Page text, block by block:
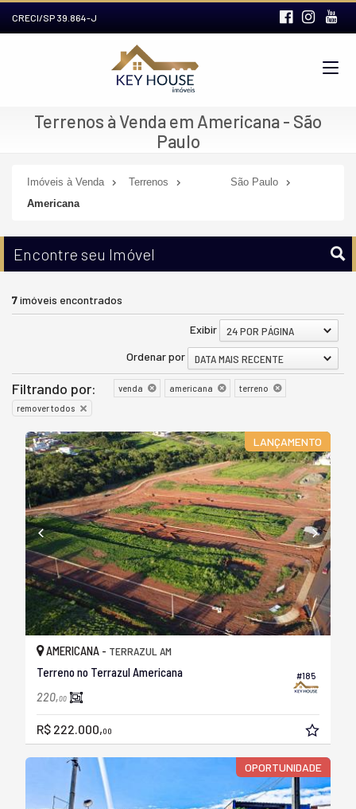
CRECI/SP 39.864-J
Terrenos à Venda em Americana - São
Paulo
Imóveis à Venda Terrenos
São Paulo
Americana
Encontre seu Imóvel
7imóveis encontrados
Exibir
24 POR PÁGINA
Ordenar por
DATA MAIS RECENTE
Filtrando por: venda americana
terreno
remover todos
LANÇAMENTO
#185
AMERICANA - TERRAZUL AM
Terreno no Terrazul Americana
220,00
R$ 222.000,00
OPORTUNIDADE